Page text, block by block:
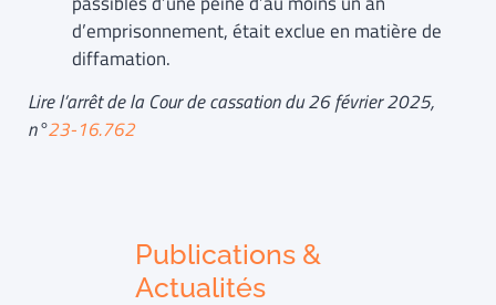
d’emprisonnement, était exclue en matière de
diffamation.
Lire l’arrêt de la Cour de cassation du 26 février 2025,
n°23-16.762
Publications &
Actualités